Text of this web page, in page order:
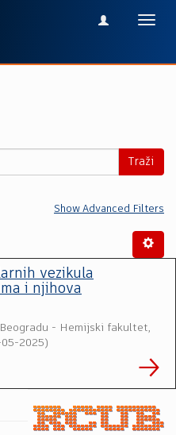
Traži
Show Advanced Filters
vezikula
i njihova
- Hemijski fakultet,
2025)